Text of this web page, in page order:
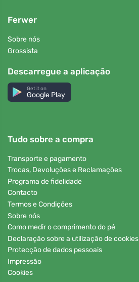
Ferwer
Sobre nós
Grossista
Descarregue a aplicação
Get it on
Google Play
Tudo sobre a compra
Transporte e pagamento
Trocas, Devoluções e Reclamações
Programa de fidelidade
Contacto
Termos e Condições
Sobre nós
Como medir o comprimento do pé
Declaração sobre a utilização de cookies
Protecção de dados pessoais
Impressão
Cookies